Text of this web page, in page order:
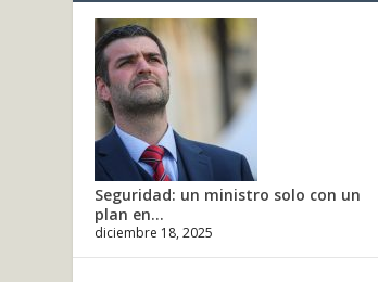
Seguridad: un ministro solo con un
plan en...
diciembre 18, 2025